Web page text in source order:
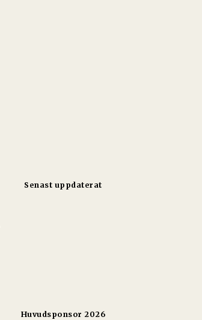
Senast uppdaterat
Huvudsponsor 2026